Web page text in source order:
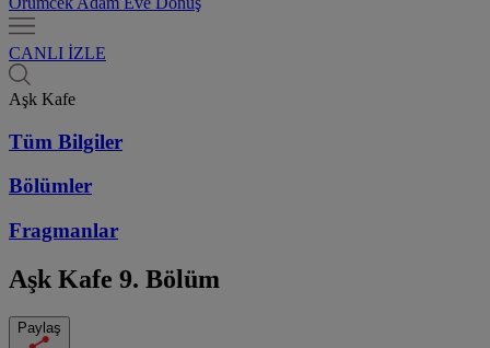
CANLI İZLE
Aşk Kafe
Tüm Bilgiler
Bölümler
Fragmanlar
Aşk Kafe 9. Bölüm
Paylaş